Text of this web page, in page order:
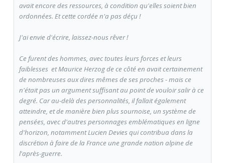
avait encore des ressources, à condition qu'elles soient bien
ordonnées. Et cette cordée n'a pas déçu !
J'ai envie d'écrire, laissez-nous rêver !
Ce furent des hommes, avec toutes leurs forces et leurs
faiblesses  et Maurice Herzog de ce côté en avait certainement
de nombreuses aux dires mêmes de ses proches - mais ce
n'était pas un argument suffisant au point de vouloir salir à ce
degré. Car au-delà des personnalités, il fallait également
atteindre, et de manière bien plus sournoise, un système de
pensées, avec d'autres personnages emblématiques en ligne
d'horizon, notamment Lucien Devies qui contribua dans la
discrétion à faire de la France une grande nation alpine de
l'après-guerre.